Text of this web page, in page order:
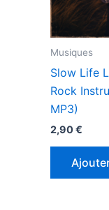
Musiques
Slow Life
Rock
MP3)
2,90€